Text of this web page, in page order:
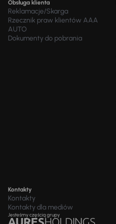
Obsługa klienta
Reklamacje/Skarga
Rzecznik praw klientów AAA
AUTO
Dokumenty do pobrania
Kontakty
Kontakty
Kontakty dla mediów
Jesteśmy częścią grupy